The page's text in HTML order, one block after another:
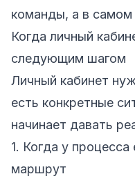
команды, а в
Когда личный
следующим шагом
Личный кабинет
есть конкретные
начинает давать
1. Когда у
маршрут